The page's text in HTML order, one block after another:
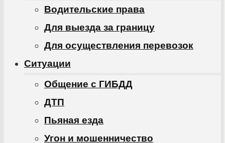
Водительские права
Для выезда за границу
Для осуществления перевозок
Ситуации
Общение с ГИБДД
ДТП
Пьяная езда
Угон и мошенничество